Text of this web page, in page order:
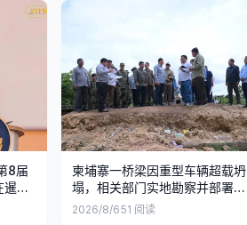
8届
暹粒
柬埔寨一桥梁因重型车辆超载坍
塌，相关部门实地勘察并部署修
复
2026/8/651 阅读